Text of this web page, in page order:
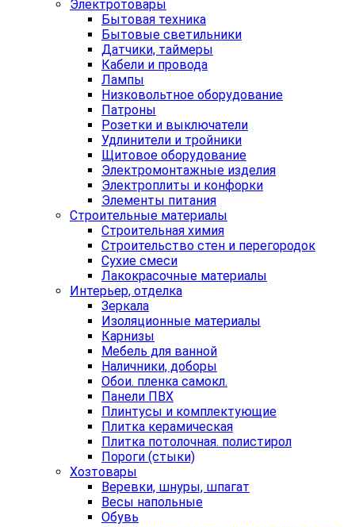
Электротовары
Бытовая техника
Бытовые светильники
Датчики, таймеры
Кабели и провода
Лампы
Низковольтное оборудование
Патроны
Розетки и выключатели
Удлинители и тройники
Щитовое оборудование
Электромонтажные изделия
Электроплиты и конфорки
Элементы питания
Строительные материалы
Строительная химия
Строительство стен и перегородок
Сухие смеси
Лакокрасочные материалы
Интерьер, отделка
Зеркала
Изоляционные материалы
Карнизы
Мебель для ванной
Наличники, доборы
Обои. пленка самокл.
Панели ПВХ
Плинтусы и комплектующие
Плитка керамическая
Плитка потолочная. полистирол
Пороги (стыки)
Хозтовары
Веревки, шнуры, шпагат
Весы напольные
Обувь